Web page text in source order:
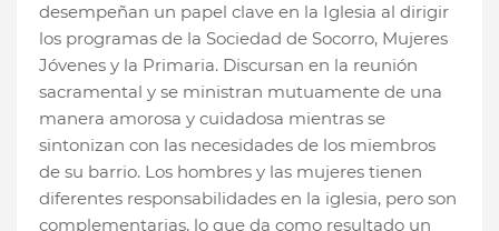
desempeñan un papel clave en la Iglesia al dirigir
los programas de la Sociedad de Socorro, Mujeres
Jóvenes y la Primaria. Discursan en la reunión
sacramental y se ministran mutuamente de una
manera amorosa y cuidadosa mientras se
sintonizan con las necesidades de los miembros
de su barrio. Los hombres y las mujeres tienen
diferentes responsabilidades en la iglesia, pero son
complementarias, lo que da como resultado un